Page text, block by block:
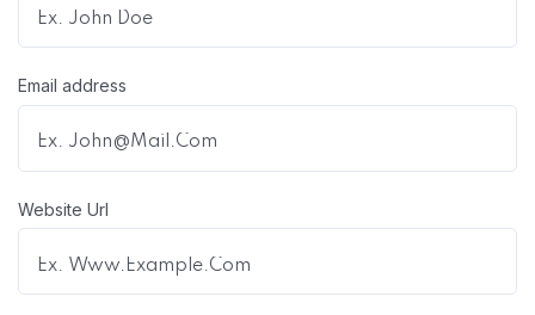
Email address
Website Url